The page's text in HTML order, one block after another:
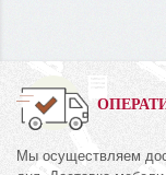
Мы осуществляем